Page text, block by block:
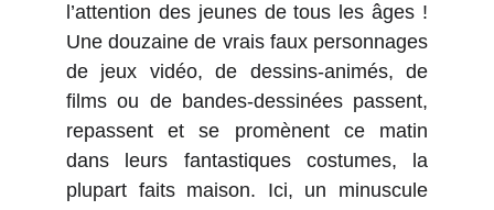
l’attention des jeunes de tous les âges !
Une douzaine de vrais faux personnages
de jeux vidéo, de dessins-animés, de
films ou de bandes-dessinées passent,
repassent et se promènent ce matin
dans leurs fantastiques costumes, la
plupart faits maison. Ici, un minuscule